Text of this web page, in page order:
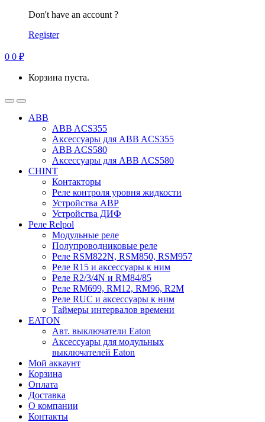
Don't have an account ?
Register
0 0 ₽
Корзина пуста.
ABB
ABB ACS355
Аксессуары для ABB ACS355
ABB ACS580
Аксессуары для ABB ACS580
CHINT
Контакторы
Реле контроля уровня жидкости
Устройства АВР
Устройства ДИФ
Реле Relpol
Модульные реле
Полупроводниковые реле
Реле RSM822N, RSM850, RSM957
Реле R15 и аксессуары к ним
Реле R2/3/4N и RM84/85
Реле RM699, RM12, RM96, R2M
Реле RUC и аксессуары к ним
Таймеры интервалов времени
EATON
Авт. выключатели Eaton
Аксессуары для модульных
выключателей Eaton
Мой аккаунт
Корзина
Оплата
Доставка
О компании
Контакты